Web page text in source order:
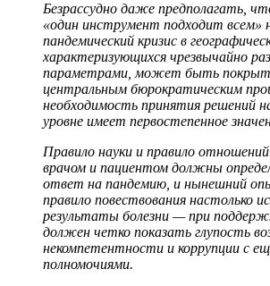
Безрассудно даже предполагать,
«один инструмент подходит всем»
пандемический кризис в
характеризующихся чрезвычайно
параметрами, может быть покрыт
центральным бюрократическим
необходимость принятия решений
уровне имеет первостепенное
Правило науки и правило
врачом и пациентом должны
ответ на пандемию, и нынешний
правило повествования настолько
результаты болезни — при
должен четко показать глупость
некомпетентности и коррупции с
полномочиями.